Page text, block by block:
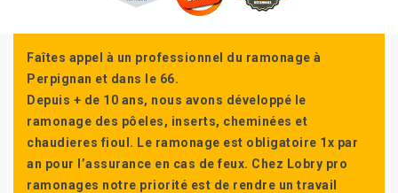
Faîtes appel à un professionnel du ramonage à
Perpignan et dans le 66.
Depuis + de 10 ans, nous avons développé le
ramonage des pôeles, inserts, cheminées et
chaudieres fioul. Le ramonage est obligatoire 1x par
an pour l’assurance en cas de feux. Chez Lobry pro
ramonages notre priorité est de rendre un travail